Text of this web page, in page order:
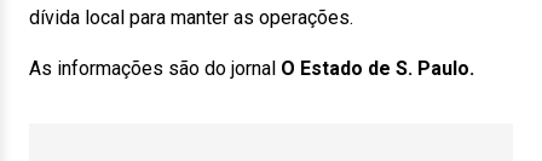
dívida local para manter as operações.
As informações são do jornal O Estado de S. Paulo.